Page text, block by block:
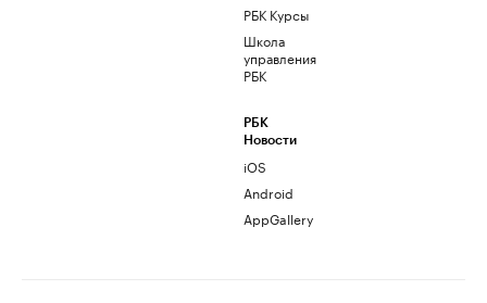
РБК Курсы
Школа
управления
РБК
РБК
Новости
iOS
Android
AppGallery